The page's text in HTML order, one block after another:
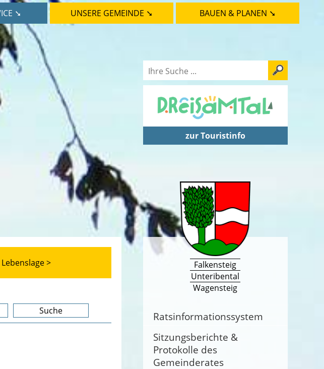
➘ UNSERE GEMEINDE ➘ BAUEN & PLANEN ➘
zur Touristinfo
>
Suche
Falkensteig
Unteribental
Wagensteig
Ratsinformationssystem
Sitzungsberichte &
Protokolle des
Gemeinderates